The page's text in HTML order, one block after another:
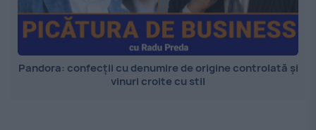
Pandora: confecții cu denumire de origine controlată și
vinuri croite cu stil